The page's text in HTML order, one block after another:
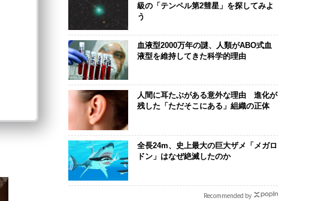
級の「テンペル第2彗星」を探してみよ
う
血液型2000万年の謎、人類がABO式血
液型を維持してきた科学的理由
人間に耳たぶがある意外な理由 進化が
残した「ただそこにある」組織の正体
全長24m、史上最大の巨大ザメ「メガロ
ドン」はなぜ絶滅したのか
Recommended by